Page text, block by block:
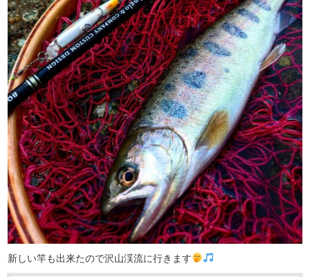
新しい竿も出来たので沢山渓流に行きます